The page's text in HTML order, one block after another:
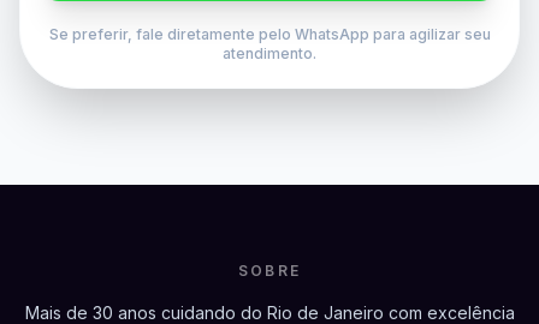
Se preferir, fale diretamente pelo WhatsApp para agilizar seu
atendimento.
SOBRE
Mais de 30 anos cuidando do Rio de Janeiro com excelência